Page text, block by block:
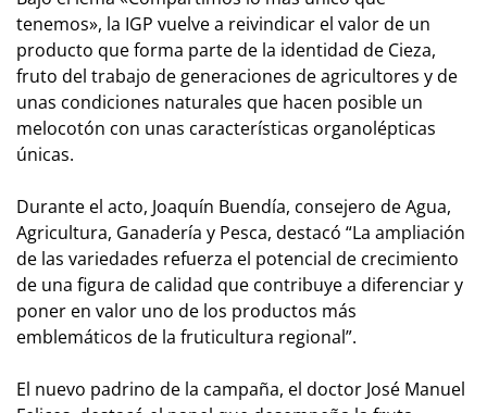
tenemos», la IGP vuelve a reivindicar el valor de un
producto que forma parte de la identidad de Cieza,
fruto del trabajo de generaciones de agricultores y de
unas condiciones naturales que hacen posible un
melocotón con unas características organolépticas
únicas.
Durante el acto, Joaquín Buendía, consejero de Agua,
Agricultura, Ganadería y Pesca, destacó “La ampliación
de las variedades refuerza el potencial de crecimiento
de una figura de calidad que contribuye a diferenciar y
poner en valor uno de los productos más
emblemáticos de la fruticultura regional”.
El nuevo padrino de la campaña, el doctor José Manuel